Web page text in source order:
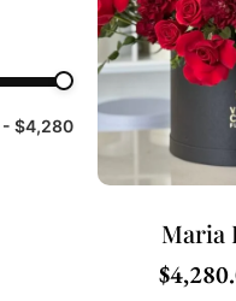
$4,280
Maria
$